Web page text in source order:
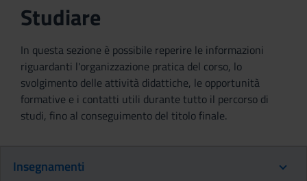
Studiare
In questa sezione è possibile reperire le informazioni
riguardanti l'organizzazione pratica del corso, lo
svolgimento delle attività didattiche, le opportunità
formative e i contatti utili durante tutto il percorso di
studi, fino al conseguimento del titolo finale.
Insegnamenti